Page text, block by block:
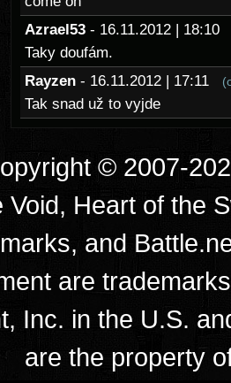
Azrael53 - 16.11.2012 |
Taky doufám.
Rayzen - 16.11.2012 | 17:11
Tak snad už to vyjde
© 2007-
Void, Heart of the
and
are
Inc. in the U.S.
are the property